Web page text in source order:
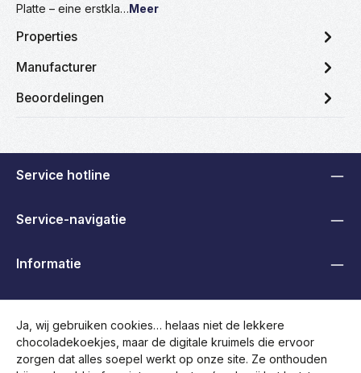
Platte – eine erstkla…Meer
Properties
Manufacturer
Beoordelingen
Service hotline
Service-navigatie
Informatie
Volg ons
Ja, wij gebruiken cookies… helaas niet de lekkere
chocoladekoekjes, maar de digitale kruimels die ervoor
zorgen dat alles soepel werkt op onze site. Ze onthouden